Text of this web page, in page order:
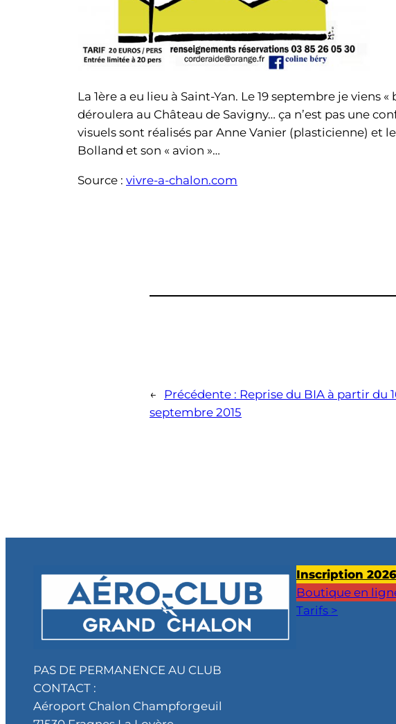
La 1ère a eu lieu à Saint-Yan. Le 19 septembre je viens
déroulera au Château de Savigny… ça n’est pas une
visuels sont réalisés par Anne Vanier (plasticienne) et
Bolland et son « avion »…
Source : vivre-a-chalon.com
← Précédente : Reprise du BIA à partir du
septembre 2015
Inscription 2026
Boutique en
Tarifs >
PAS DE PERMANENCE AU CLUB
CONTACT :
Aéroport Chalon Champforgeuil